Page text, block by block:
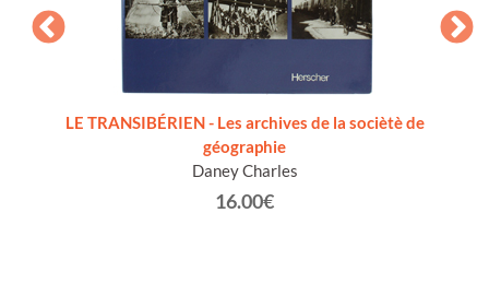
LE TRANSIBÉRIEN - Les archives de la sociètè de
géographie
Daney Charles
16.00€